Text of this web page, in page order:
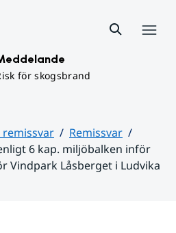
för skogsbrand
Remissvar
6 kap. miljöbalken inför
Vindpark Låsberget i Ludvika